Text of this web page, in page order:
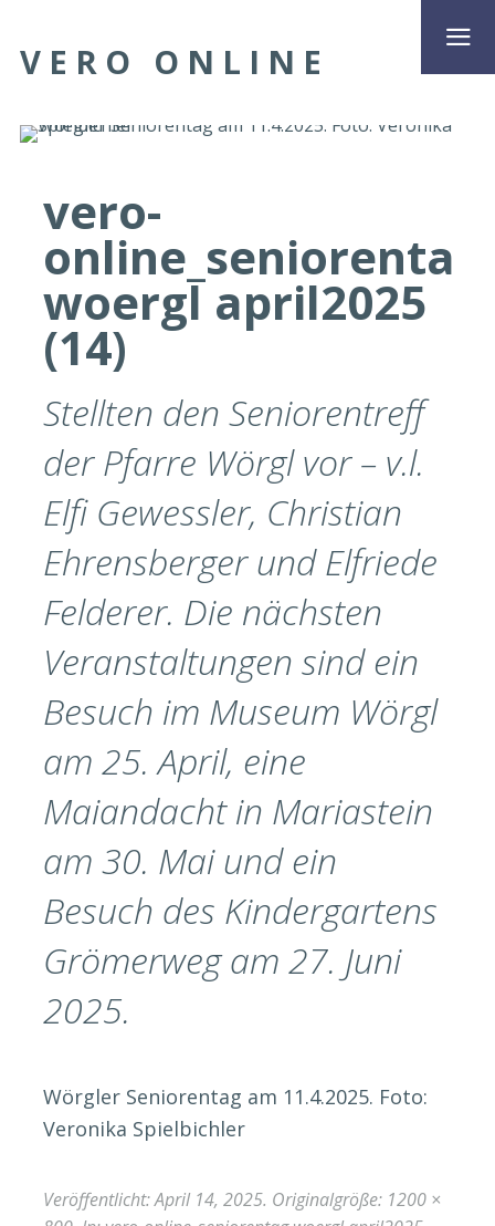
VERO ONLINE
vero-
online_seniorentag
woergl april2025
(14)
Stellten den Seniorentreff
der Pfarre Wörgl vor – v.l.
Elfi Gewessler, Christian
Ehrensberger und Elfriede
Felderer. Die nächsten
Veranstaltungen sind ein
Besuch im Museum Wörgl
am 25. April, eine
Maiandacht in Mariastein
am 30. Mai und ein
Besuch des Kindergartens
Grömerweg am 27. Juni
2025.
Wörgler Seniorentag am 11.4.2025. Foto:
Veronika Spielbichler
Veröffentlicht:April 14, 2025. Originalgröße: 1200 ×